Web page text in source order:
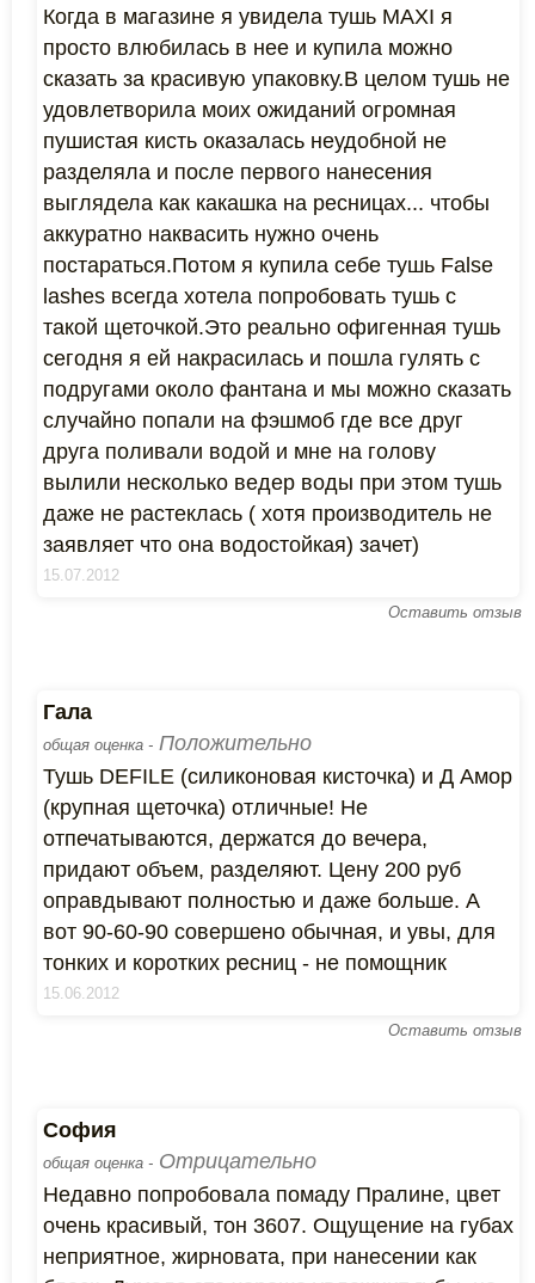
Когда в магазине я увидела тушь MAXI я
просто влюбилась в нее и купила можно
сказать за красивую упаковку.В целом тушь не
удовлетворила моих ожиданий огромная
пушистая кисть оказалась неудобной не
разделяла и после первого нанесения
выглядела как какашка на ресницах... чтобы
аккуратно наквасить нужно очень
постараться.Потом я купила себе тушь False
lashes всегда хотела попробовать тушь с
такой щеточкой.Это реально офигенная тушь
сегодня я ей накрасилась и пошла гулять с
подругами около фантана и мы можно сказать
случайно попали на фэшмоб где все друг
друга поливали водой и мне на голову
вылили несколько ведер воды при этом тушь
даже не растеклась ( хотя производитель не
заявляет что она водостойкая) зачет)
15.07.2012
Оставить отзыв
Гала
общая оценка - Положительно
Тушь DEFILE (силиконовая кисточка) и Д Амор
(крупная щеточка) отличные! Не
отпечатываются, держатся до вечера,
придают объем, разделяют. Цену 200 руб
оправдывают полностью и даже больше. А
вот 90-60-90 совершено обычная, и увы, для
тонких и коротких ресниц - не помощник
15.06.2012
Оставить отзыв
София
общая оценка - Отрицательно
Недавно попробовала помаду Пралине, цвет
очень красивый, тон 3607. Ощущение на губах
неприятное, жирновата, при нанесении как